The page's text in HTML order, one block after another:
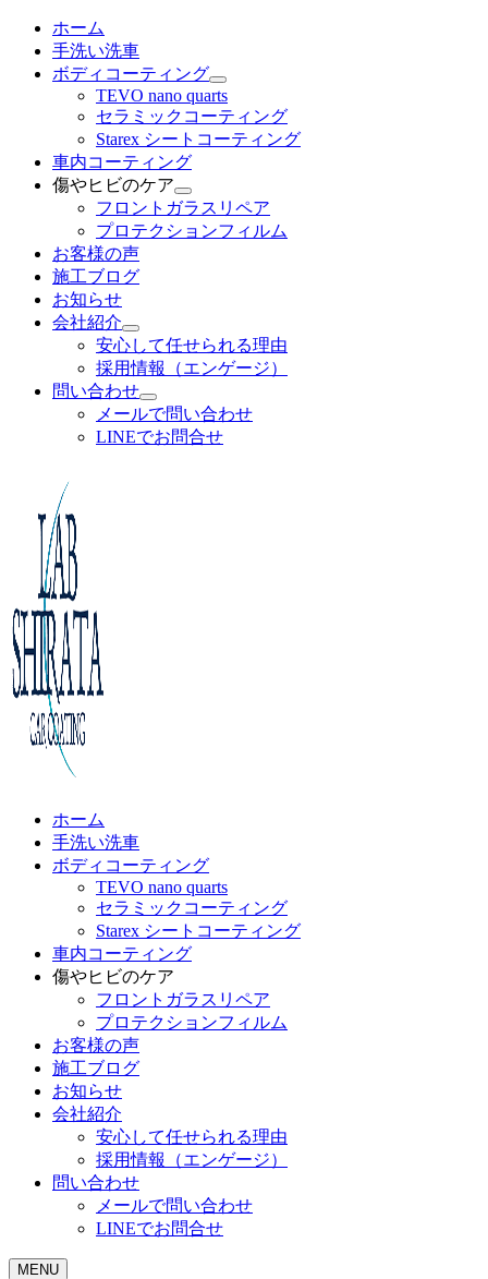
ホーム
手洗い洗車
ボディコーティング
TEVO nano quarts
セラミックコーティング
Starex シートコーティング
車内コーティング
傷やヒビのケア
フロントガラスリペア
プロテクションフィルム
お客様の声
施工ブログ
お知らせ
会社紹介
安心して任せられる理由
採用情報（エンゲージ）
問い合わせ
メールで問い合わせ
LINEでお問合せ
ホーム
手洗い洗車
ボディコーティング
TEVO nano quarts
セラミックコーティング
Starex シートコーティング
車内コーティング
傷やヒビのケア
フロントガラスリペア
プロテクションフィルム
お客様の声
施工ブログ
お知らせ
会社紹介
安心して任せられる理由
採用情報（エンゲージ）
問い合わせ
メールで問い合わせ
LINEでお問合せ
MENU